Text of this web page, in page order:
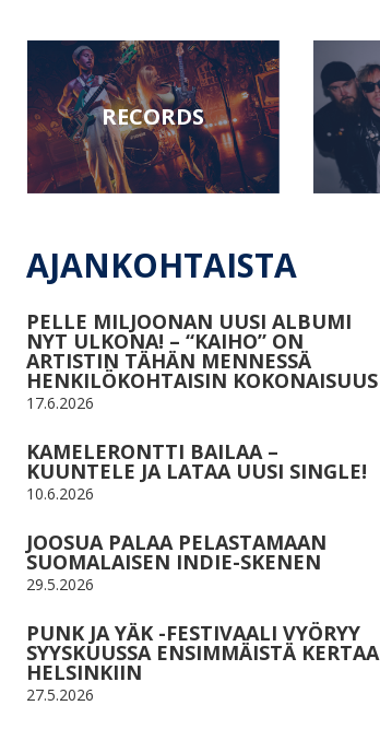
RECORDS
AJANKOHTAISTA
PELLE MILJOONAN UUSI ALBUMI
NYT ULKONA! – “KAIHO” ON
ARTISTIN TÄHÄN MENNESSÄ
HENKILÖKOHTAISIN KOKONAISUUS
17.6.2026
KAMELERONTTI BAILAA –
KUUNTELE JA LATAA UUSI SINGLE!
10.6.2026
JOOSUA PALAA PELASTAMAAN
SUOMALAISEN INDIE-SKENEN
29.5.2026
PUNK JA YÄK -FESTIVAALI VYÖRYY
SYYSKUUSSA ENSIMMÄISTÄ KERTAA
HELSINKIIN
27.5.2026